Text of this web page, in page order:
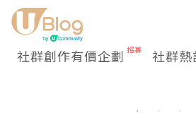
社群創作有價企劃 社群熱